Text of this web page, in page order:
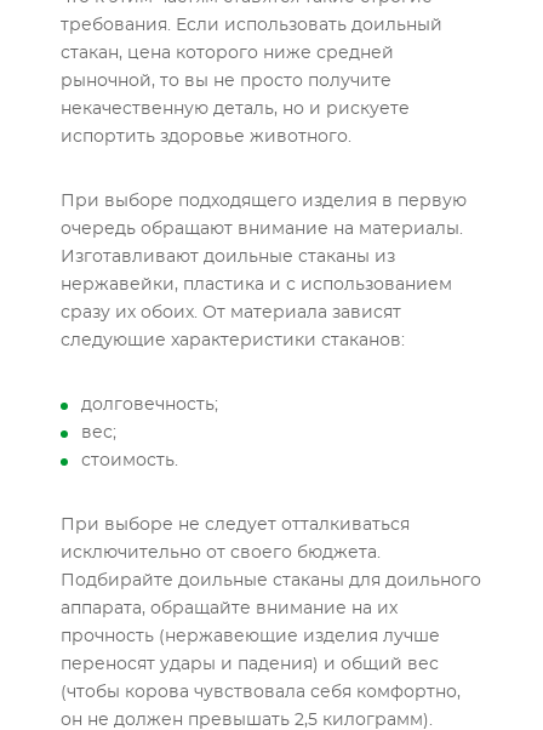
требования. Если использовать доильный
стакан, цена которого ниже средней
рыночной, то вы не просто получите
некачественную деталь, но и рискуете
испортить здоровье животного.
При выборе подходящего изделия в первую
очередь обращают внимание на материалы.
Изготавливают доильные стаканы из
нержавейки, пластика и с использованием
сразу их обоих. От материала зависят
следующие характеристики стаканов:
долговечность;
вес;
стоимость.
При выборе не следует отталкиваться
исключительно от своего бюджета.
Подбирайте доильные стаканы для доильного
аппарата, обращайте внимание на их
прочность (нержавеющие изделия лучше
переносят удары и падения) и общий вес
(чтобы корова чувствовала себя комфортно,
он не должен превышать 2,5 килограмм).